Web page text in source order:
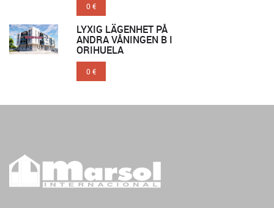
0 €
LYXIG LÄGENHET PÅ
ANDRA VÅNINGEN B I
ORIHUELA
0 €